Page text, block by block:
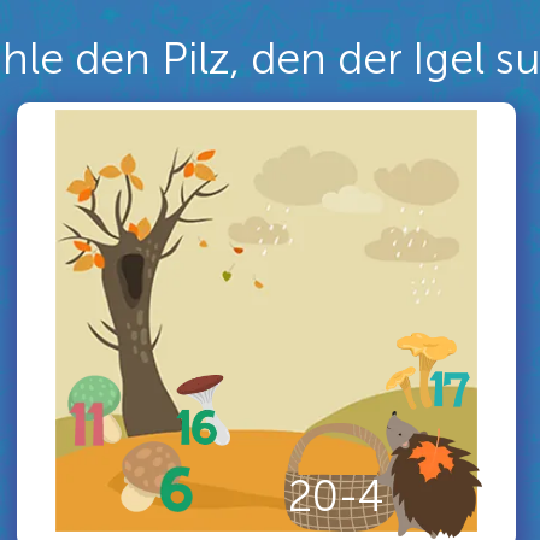
den Pilz, den der Igel
20-4